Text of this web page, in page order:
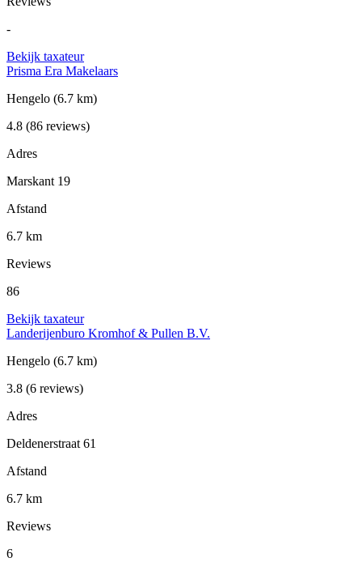
-
Bekijk taxateur
Prisma Era Makelaars
Hengelo (6.7 km)
4.8 (86 reviews)
Adres
Marskant 19
Afstand
6.7 km
Reviews
86
Bekijk taxateur
Landerijenburo Kromhof & Pullen B.V.
Hengelo (6.7 km)
3.8 (6 reviews)
Adres
Deldenerstraat 61
Afstand
6.7 km
Reviews
6